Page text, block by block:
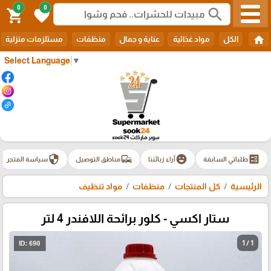
Select Language ▼
search
0
favorite
0
shopping_cart
home الكل مواد غذائية عناية و جمال منظفات مستلزمات منزلية
ballotطلباتي السابقة emoji_emotionsآراء زبائننا commuteمناطق التوصيل securityسياسة المتجر
الرئيسية كل المنتجات منظفات مواد تنظيف
ستار اكسي - كلور برائحة اللافندر 4 لتر
1 / 1